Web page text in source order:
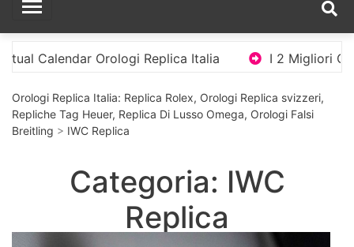
Orologi Replica Italia I 2 Migliori Orologi
Orologi Replica Italia: Replica Rolex, Orologi Replica svizzeri,
Repliche Tag Heuer, Replica Di Lusso Omega, Orologi Falsi
Breitling > IWC Replica
Categoria: IWC
Replica